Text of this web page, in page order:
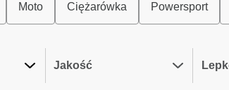
Moto Ciężarówka Powersport
Jakość